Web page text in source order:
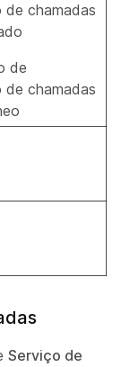
de chamadas
de
de chamadas
Serviço de